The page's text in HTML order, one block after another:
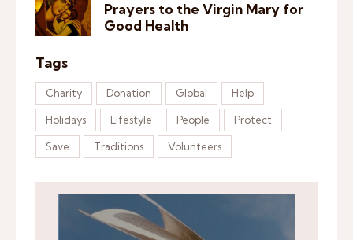
Prayers to the Virgin Mary for
Good Health
Tags
Charity Donation Global Help
Holidays Lifestyle People Protect
Save Traditions Volunteers